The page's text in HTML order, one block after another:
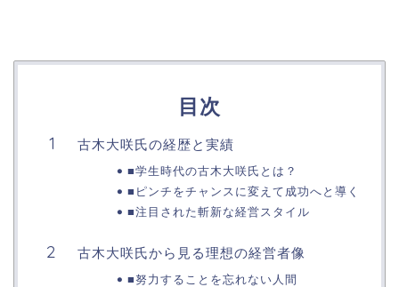
目次
古木大咲氏の経歴と実績
■学生時代の古木大咲氏とは？
■ピンチをチャンスに変えて成功へと導く
■注目された斬新な経営スタイル
古木大咲氏から見る理想の経営者像
■努力することを忘れない人間